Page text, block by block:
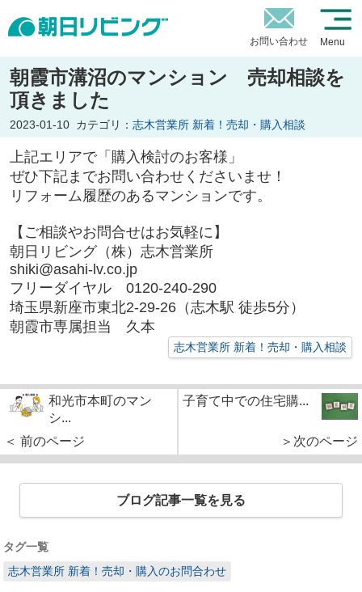
お問い合わせ Menu
朝霞市溝沼のマンション 売却相談を
頂きました
2023-01-10 カテゴリ： 志木営業所 新着！売却・購入相談
上記エリアで「購入検討のお客様」
ぜひ下記までお問い合わせくださいませ！
リフォーム履歴のあるマンションです。
【ご相談やお問合せはお気軽に】
朝日リビング（株）志木営業所
shiki@asahi-lv.co.jp
フリーダイヤル 0120-240-290
埼玉県新座市東北2-29-26（志木駅 徒歩5分）
朝霞市専属担当 久本
志木営業所 新着！売却・購入相談
和光市本町のマン
シ...
＜ 前のページ
子育て中での住宅購...
＞次のページ
ブログ記事一覧を見る
タグ一覧
志木営業所 新着！売却・購入のお問合わせ